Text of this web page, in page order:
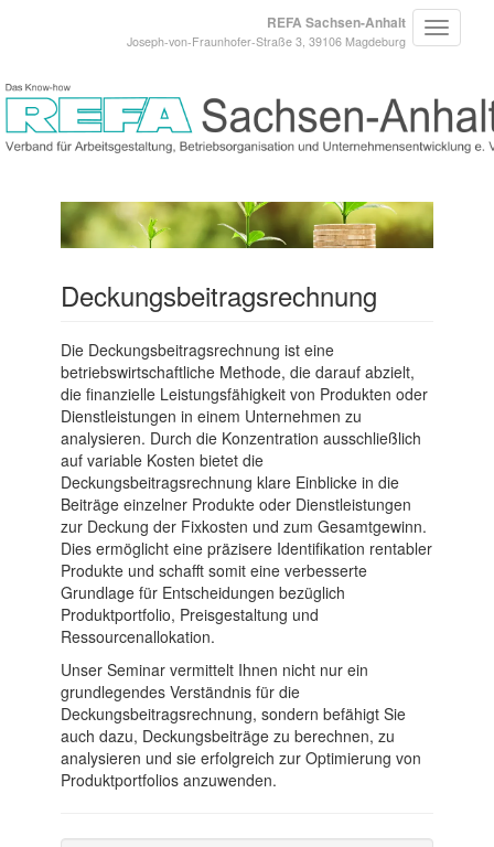
REFA Sachsen-Anhalt
Joseph-von-Fraunhofer-Straße 3, 39106 Magdeburg
Deckungsbeitragsrechnung
Die Deckungsbeitragsrechnung ist eine
betriebswirtschaftliche Methode, die darauf abzielt,
die finanzielle Leistungsfähigkeit von Produkten oder
Dienstleistungen in einem Unternehmen zu
analysieren. Durch die Konzentration ausschließlich
auf variable Kosten bietet die
Deckungsbeitragsrechnung klare Einblicke in die
Beiträge einzelner Produkte oder Dienstleistungen
zur Deckung der Fixkosten und zum Gesamtgewinn.
Dies ermöglicht eine präzisere Identifikation rentabler
Produkte und schafft somit eine verbesserte
Grundlage für Entscheidungen bezüglich
Produktportfolio, Preisgestaltung und
Ressourcenallokation.
Unser Seminar vermittelt Ihnen nicht nur ein
grundlegendes Verständnis für die
Deckungsbeitragsrechnung, sondern befähigt Sie
auch dazu, Deckungsbeiträge zu berechnen, zu
analysieren und sie erfolgreich zur Optimierung von
Produktportfolios anzuwenden.